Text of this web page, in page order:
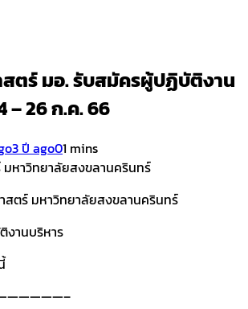
ตร์ มอ. รับสมัครผู้ปฏิบัติงาน
– 26 ก.ค. 66
3 ปี ago01 mins
ตร์ มหาวิทยาลัยสงขลานครินทร์
งานบริหาร